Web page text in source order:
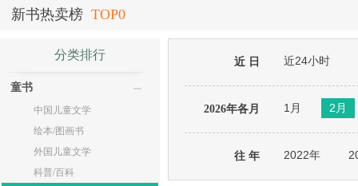
新书热卖榜 TOP0
分类排行
童书
中国儿童文学
绘本/图画书
外国儿童文学
科普/百科
近 日 近24小时
2026年各月 1月 2月
往 年 2022年